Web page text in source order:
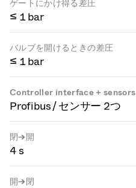
ゲートにかけ得る差圧
≤ 1 bar
バルブを開けるときの差圧
≤ 1 bar
Controller interface + sensors
Profibus / センサー 2つ
閉→開
4 s
開→閉